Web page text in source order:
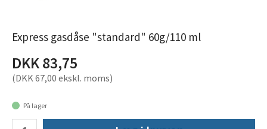
Express gasdåse "standard" 60g/110 ml
DKK 83,75
(DKK 67,00 ekskl. moms)
På lager